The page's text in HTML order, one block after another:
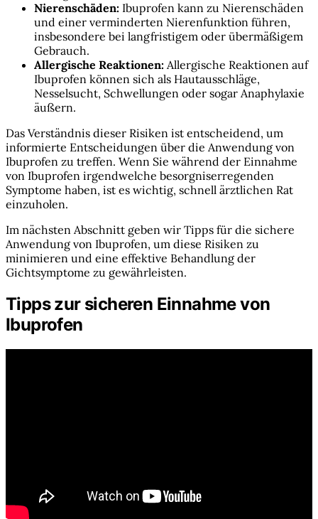
Nierenschäden: Ibuprofen kann zu Nierenschäden
und einer verminderten Nierenfunktion führen,
insbesondere bei langfristigem oder übermäßigem
Gebrauch.
Allergische Reaktionen: Allergische Reaktionen auf
Ibuprofen können sich als Hautausschläge,
Nesselsucht, Schwellungen oder sogar Anaphylaxie
äußern.
Das Verständnis dieser Risiken ist entscheidend, um
informierte Entscheidungen über die Anwendung von
Ibuprofen zu treffen. Wenn Sie während der Einnahme
von Ibuprofen irgendwelche besorgniserregenden
Symptome haben, ist es wichtig, schnell ärztlichen Rat
einzuholen.
Im nächsten Abschnitt geben wir Tipps für die sichere
Anwendung von Ibuprofen, um diese Risiken zu
minimieren und eine effektive Behandlung der
Gichtsymptome zu gewährleisten.
Tipps zur sicheren Einnahme von
Ibuprofen